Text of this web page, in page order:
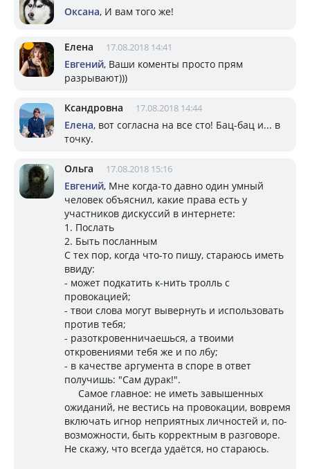
Оксана, И вам того же!
Елена 17.08.2018 14:41
Евгений, Ваши коменты просто прям
разрывают)))
Ксандровна 17.08.2018 14:44
Елена, вот согласна на все сто! Бац-бац и... в
точку.
Ольга 17.08.2018 15:16
Евгений, Мне когда-то давно один умный
человек объяснил, какие права есть у
участников дискуссий в интернете:
1. Послать
2. Быть посланным
С тех пор, когда что-то пишу, стараюсь иметь
ввиду:
- может подкатить к-нить тролль с
провокацией;
- твои слова могут вывернуть и использовать
против тебя;
- разоткровенничаешься, а твоими
откровениями тебя же и по лбу;
- в качестве аргумента в споре в ответ
получишь: "Сам дурак!".
Самое главное: не иметь завышенных
ожиданий, не вестись на провокации, вовремя
включать игнор неприятных личностей и, по-
возможности, быть корректным в разговоре.
Не скажу, что всегда удаётся, но стараюсь.